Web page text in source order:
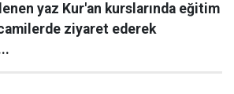
yaz Kur'an kurslarında eğitim
ziyaret ederek